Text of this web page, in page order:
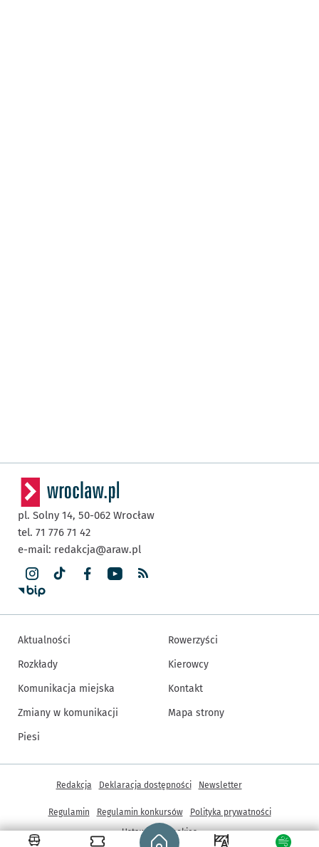
Strona główna - wroclaw.pl
pl. Solny 14, 50-062 Wrocław
tel. 71 776 71 42
e-mail: redakcja@araw.pl
Aktualności
Rozkłady
Komunikacja miejska
Zmiany w komunikacji
Piesi
Rowerzyści
Kierowcy
Kontakt
Mapa strony
Inne informacje
Redakcja Deklaracja dostępności Newsletter
Regulamin Regulamin konkursów
Polityka prywatności
Ustawienia cookies